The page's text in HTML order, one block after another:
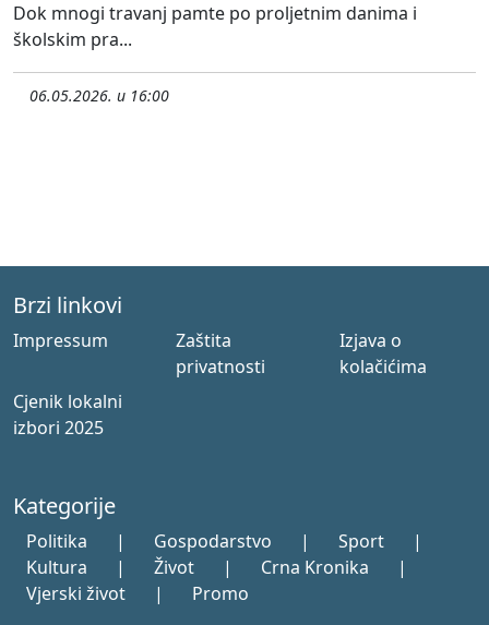
Dok mnogi travanj pamte po proljetnim danima i
školskim pra...
06.05.2026. u 16:00
Brzi linkovi
Impressum
Zaštita
privatnosti
Izjava o
kolačićima
Cjenik lokalni
izbori 2025
Kategorije
Politika | Gospodarstvo | Sport
|
Kultura
| Život | Crna Kronika
|
Vjerski život
| Promo